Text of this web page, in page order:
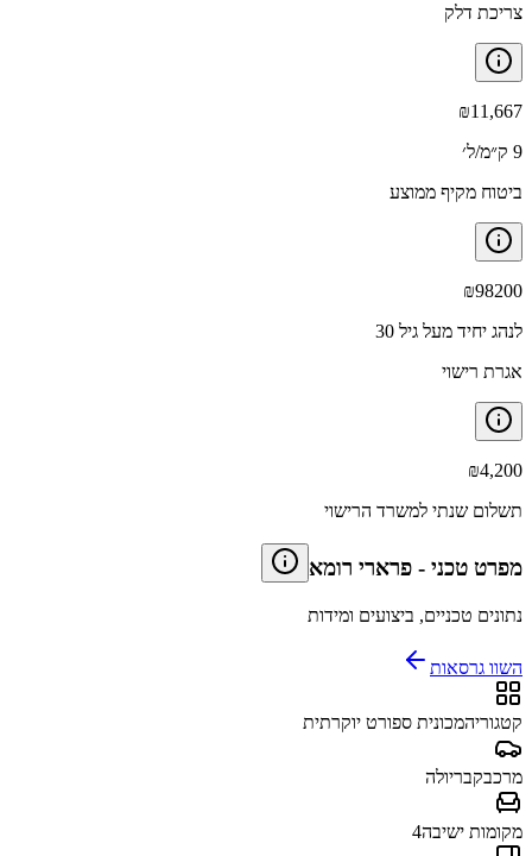
צריכת דלק
₪11,667
9 ק״מ/ל׳
ביטוח מקיף ממוצע
₪98200
לנהג יחיד מעל גיל 30
אגרת רישוי
₪4,200
תשלום שנתי למשרד הרישוי
מפרט טכני - פרארי רומא
נתונים טכניים, ביצועים ומידות
השוו גרסאות
קטגוריהמכונית ספורט יוקרתית
מרכבקבריולה
מקומות ישיבה4